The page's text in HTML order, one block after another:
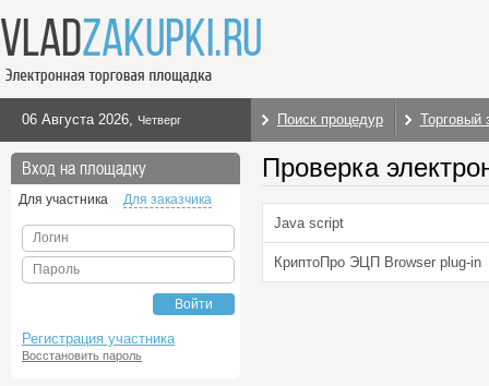
06 Августа 2026, Четверг Поиск процедур Торговый
Вход на площадку
Для участника Для заказчика
Логин
Пароль
Войти
Регистрация участника
Восстановить пароль
Проверка
Java script
КриптоПро ЭЦП Browser plug-in